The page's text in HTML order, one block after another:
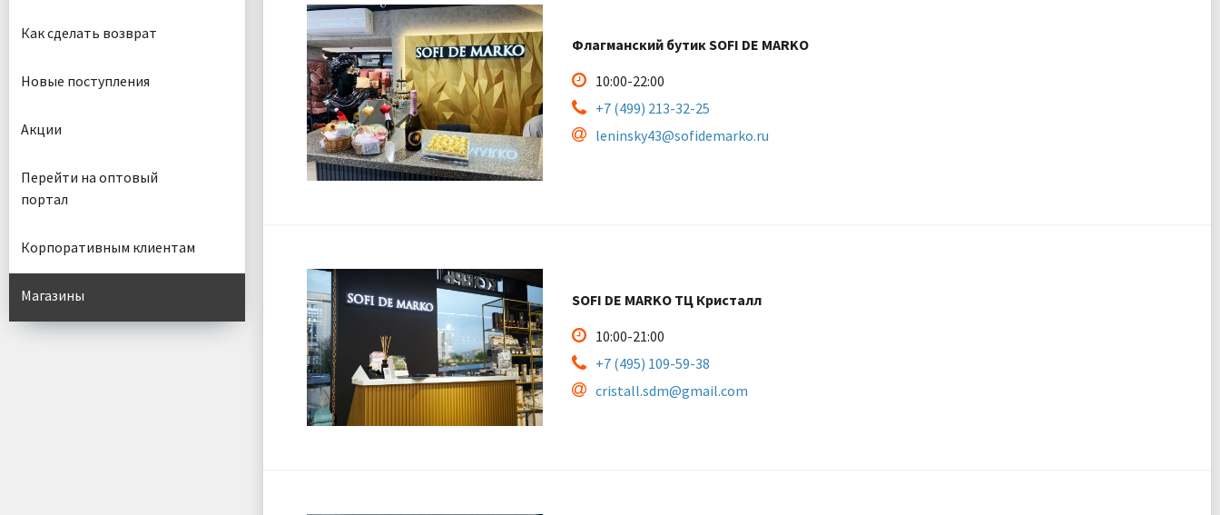
Флагманский бутик SOFI DE MARKO
10:00-22:00
+7 (499) 213-32-25
leninsky43@sofidemarko.ru
SOFI DE MARKO ТЦ Кристалл
10:00-21:00
+7 (495) 109-59-38
cristall.sdm@gmail.com
Как сделать возврат
Новые поступления
Акции
Перейти на оптовый
портал
Корпоративным клиентам
Магазины